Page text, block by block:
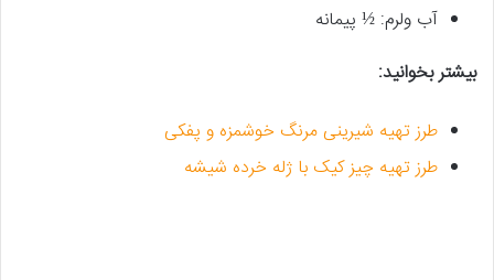
آب ولرم: ½ پیمانه
بیشتر بخوانید:
طرز تهیه شیرینی مرنگ خوشمزه و پفکی
طرز تهیه چیز کیک با ژله خرده شیشه